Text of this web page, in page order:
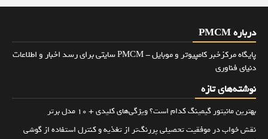
درباره PMCM
پایگاه مرکزخبر کامپیوتر و موبایل - PMCM سایتی برای رسد اخبار و اطلاعات
دنیای فناوری
نوشته‌های تازه
بهترین مانیتور گیمینگ کدام است؟ ویژگی‌های کلیدی + 10 مدل برتر
نقش خواب در موفقیت تحصیلی پررنگ‌تر از تغذیه و کنترل استفاده از گوشی